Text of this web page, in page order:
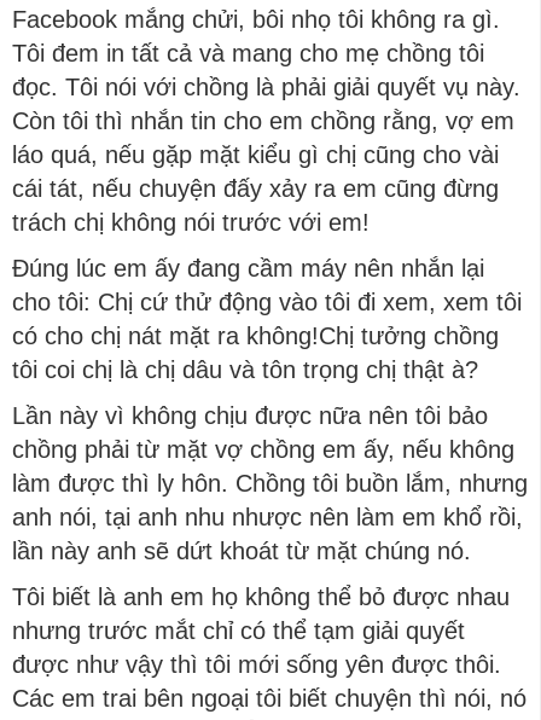
Facebook mắng chửi, bôi nhọ tôi không ra gì.
Tôi đem in tất cả và mang cho mẹ chồng tôi
đọc. Tôi nói với chồng là phải giải quyết vụ này.
Còn tôi thì nhắn tin cho em chồng rằng, vợ em
láo quá, nếu gặp mặt kiểu gì chị cũng cho vài
cái tát, nếu chuyện đấy xảy ra em cũng đừng
trách chị không nói trước với em!
Đúng lúc em ấy đang cầm máy nên nhắn lại
cho tôi: Chị cứ thử động vào tôi đi xem, xem tôi
có cho chị nát mặt ra không!Chị tưởng chồng
tôi coi chị là chị dâu và tôn trọng chị thật à?
Lần này vì không chịu được nữa nên tôi bảo
chồng phải từ mặt vợ chồng em ấy, nếu không
làm được thì ly hôn. Chồng tôi buồn lắm, nhưng
anh nói, tại anh nhu nhược nên làm em khổ rồi,
lần này anh sẽ dứt khoát từ mặt chúng nó.
Tôi biết là anh em họ không thể bỏ được nhau
nhưng trước mắt chỉ có thể tạm giải quyết
được như vậy thì tôi mới sống yên được thôi.
Các em trai bên ngoại tôi biết chuyện thì nói, nó